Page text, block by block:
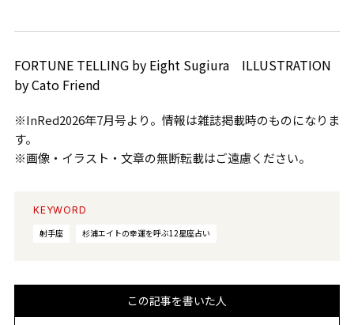
FORTUNE TELLING by Eight Sugiura ILLUSTRATION
by Cato Friend
※InRed2026年7月号より。情報は雑誌掲載時のものになりま
す。
※画像・イラスト・文章の無断転載はご遠慮ください。
KEYWORD
射手座
杉浦エイトの幸運を呼ぶ12星座占い
この記事を書いた人